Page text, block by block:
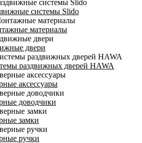
системы Slido
материалы
двери
раздвижных дверей HAWA
аксессуары
доводчики
замки
ручки